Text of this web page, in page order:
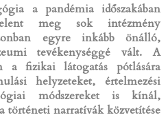
a pandémia időszakában
jelent meg sok intézmény
egyre inkább önálló,
tevékenységgé vált. A
a fizikai látogatás pótlására
helyzeteket, értelmezési
módszereket is kínál,
történeti narratívák közvetítése